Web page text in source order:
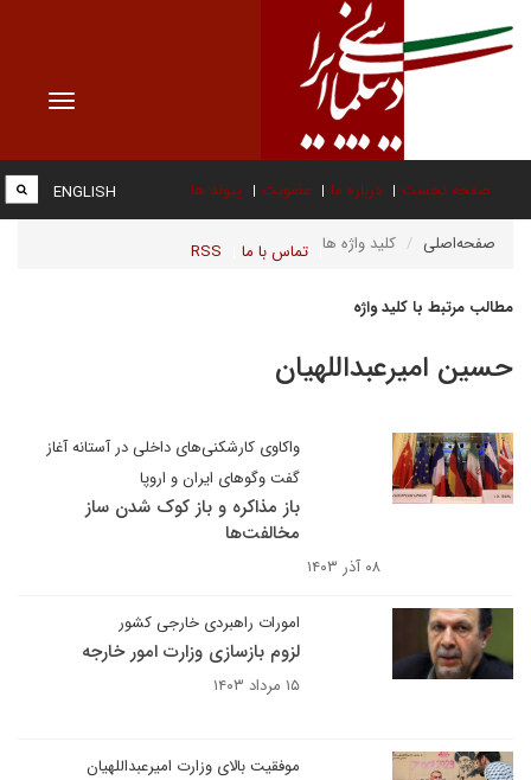
Toggle
صفحه نخست درباره ما عضویت پیوند ها
تماس با ما RSS
ENGLISH
صفحه‌اصلی کلید واژه ها
مطالب مرتبط با کلید واژه
حسین امیرعبداللهیان
واکاوی کارشکنی‌های داخلی در آستانه آغاز
گفت وگوهای ایران و اروپا
باز مذاکره و باز کوک شدن ساز
مخالفت‌ها
۰۸ آذر ۱۴۰۳
امورات راهبردی خارجی کشور
لزوم بازسازی وزارت امور خارجه
۱۵ مرداد ۱۴۰۳
موفقیت بالای وزارت امیرعبداللهیان